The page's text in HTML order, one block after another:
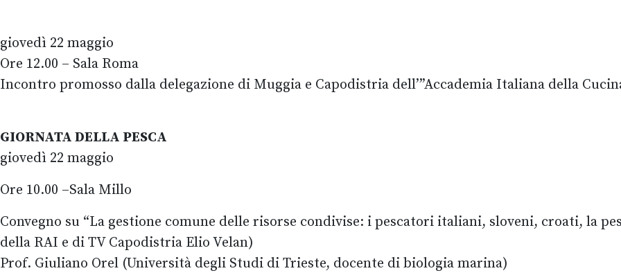
giovedì 22 maggio
Ore 12.00 – Sala Roma
Incontro promosso dalla delegazione di Muggia e Capodistria dell’”Accademia Italiana della
GIORNATA DELLA PESCA
giovedì 22 maggio
Ore 10.00 –Sala Millo
Convegno su “La gestione comune delle risorse condivise: i pescatori italiani, sloveni, croati, la
della RAI e di TV Capodistria Elio Velan)
Prof. Giuliano Orel (Università degli Studi di Trieste, docente di biologia marina)